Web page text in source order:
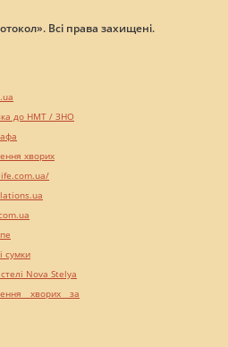
Всі права захищені.
до НМТ / ЗНО
хворих
сумки
Nova Stelya
хворих за